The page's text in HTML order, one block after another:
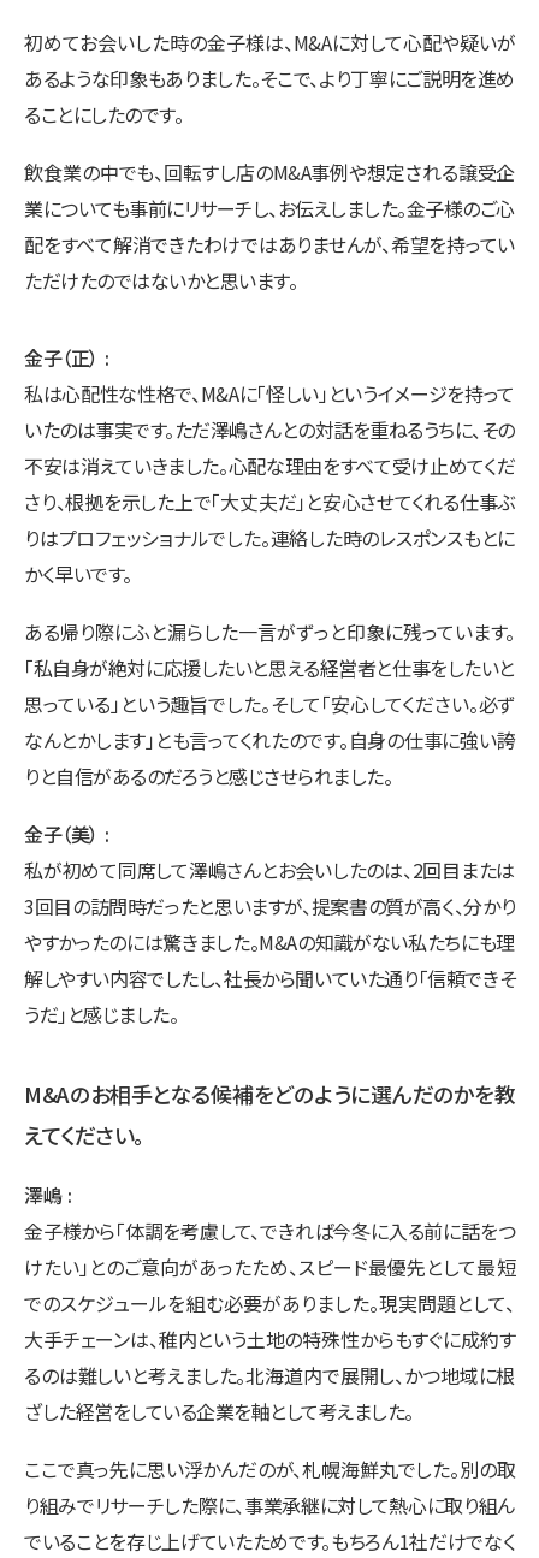
初めてお会いした時の金子様は、M&Aに対して心配や疑いが
あるような印象もありました。そこで、より丁寧にご説明を進め
ることにしたのです。
飲食業の中でも、回転すし店のM&A事例や想定される譲受企
業についても事前にリサーチし、お伝えしました。金子様のご心
配をすべて解消できたわけではありませんが、希望を持ってい
ただけたのではないかと思います。
金子（正）
私は心配性な性格で、M&Aに「怪しい」というイメージを持って
いたのは事実です。ただ澤嶋さんとの対話を重ねるうちに、その
不安は消えていきました。心配な理由をすべて受け止めてくだ
さり、根拠を示した上で「大丈夫だ」と安心させてくれる仕事ぶ
りはプロフェッショナルでした。連絡した時のレスポンスもとに
かく早いです。
ある帰り際にふと漏らした一言がずっと印象に残っています。
「私自身が絶対に応援したいと思える経営者と仕事をしたいと
思っている」という趣旨でした。そして「安心してください。必ず
なんとかします」とも言ってくれたのです。自身の仕事に強い誇
りと自信があるのだろうと感じさせられました。
金子（美）
私が初めて同席して澤嶋さんとお会いしたのは、2回目または
3回目の訪問時だったと思いますが、提案書の質が高く、分かり
やすかったのには驚きました。M&Aの知識がない私たちにも理
解しやすい内容でしたし、社長から聞いていた通り「信頼できそ
うだ」と感じました。
M&Aのお相手となる候補をどのように選んだのかを教
えてください。
澤嶋
金子様から「体調を考慮して、できれば今冬に入る前に話をつ
けたい」とのご意向があったため、スピード最優先として最短
でのスケジュールを組む必要がありました。現実問題として、
大手チェーンは、稚内という土地の特殊性からもすぐに成約す
るのは難しいと考えました。北海道内で展開し、かつ地域に根
ざした経営をしている企業を軸として考えました。
ここで真っ先に思い浮かんだのが、札幌海鮮丸でした。別の取
り組みでリサーチした際に、事業承継に対して熱心に取り組ん
でいることを存じ上げていたためです。もちろん1社だけでなく